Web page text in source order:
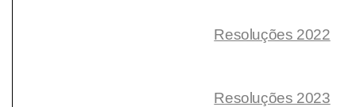
Resoluções 2022
Resoluções 2023